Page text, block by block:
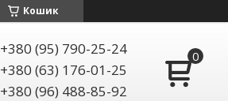
Кошик
+380 (95) 790-25-24
+380 (63) 176-01-25
+380 (96) 488-85-92